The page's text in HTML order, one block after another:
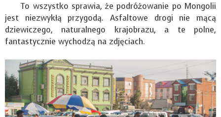
To wszystko sprawia, że podróżowanie po Mongolii
jest niezwykłą przygodą. Asfaltowe drogi nie mącą
dziewiczego, naturalnego krajobrazu, a te polne,
fantastycznie wychodzą na zdjęciach.